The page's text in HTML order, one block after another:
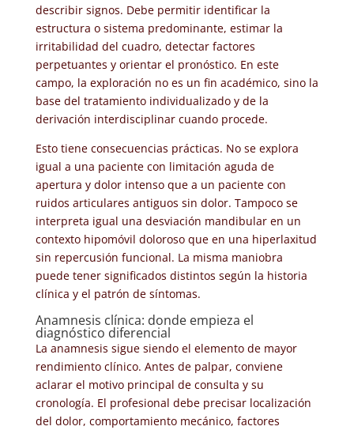
describir signos. Debe permitir identificar la
estructura o sistema predominante, estimar la
irritabilidad del cuadro, detectar factores
perpetuantes y orientar el pronóstico. En este
campo, la exploración no es un fin académico, sino la
base del tratamiento individualizado y de la
derivación interdisciplinar cuando procede.
Esto tiene consecuencias prácticas. No se explora
igual a una paciente con limitación aguda de
apertura y dolor intenso que a un paciente con
ruidos articulares antiguos sin dolor. Tampoco se
interpreta igual una desviación mandibular en un
contexto hipomóvil doloroso que en una hiperlaxitud
sin repercusión funcional. La misma maniobra
puede tener significados distintos según la historia
clínica y el patrón de síntomas.
Anamnesis clínica: donde empieza el
diagnóstico diferencial
La anamnesis sigue siendo el elemento de mayor
rendimiento clínico. Antes de palpar, conviene
aclarar el motivo principal de consulta y su
cronología. El profesional debe precisar localización
del dolor, comportamiento mecánico, factores